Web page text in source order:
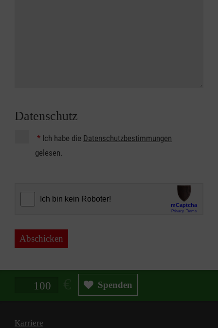
Datenschutz
* Ich habe die Datenschutzbestimmungen
gelesen.
Abschicken
Spendenbetrag in Euro Spenden
Karriere